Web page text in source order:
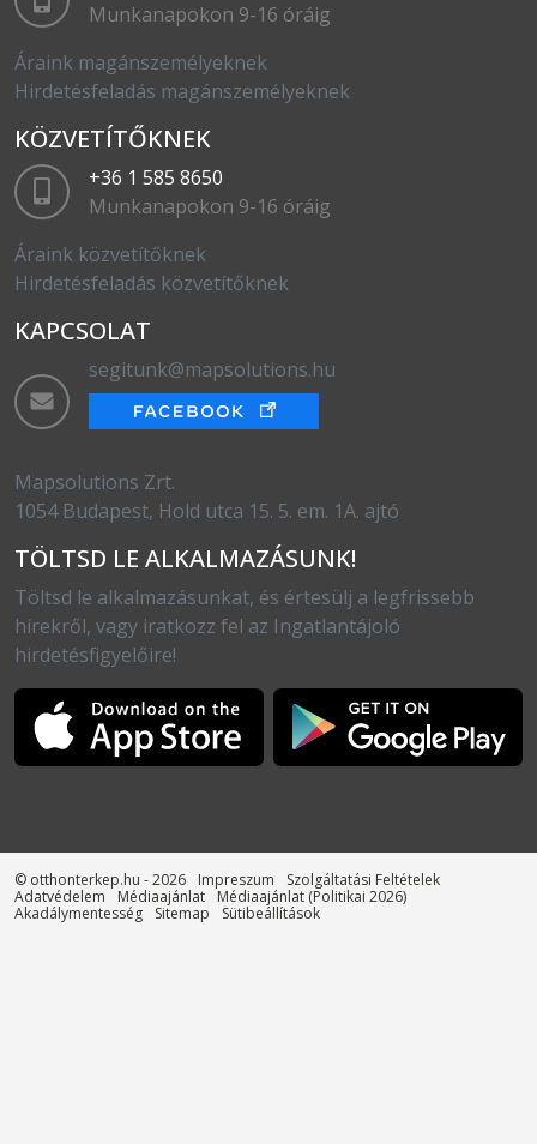
Munkanapokon 9-16 óráig
Áraink magánszemélyeknek
Hirdetésfeladás magánszemélyeknek
KÖZVETÍTŐKNEK
+36 1 585 8650
Munkanapokon 9-16 óráig
Áraink közvetítőknek
Hirdetésfeladás közvetítőknek
KAPCSOLAT
segitunk@mapsolutions.hu
Mapsolutions Zrt.
1054 Budapest, Hold utca 15. 5. em. 1A. ajtó
TÖLTSD LE ALKALMAZÁSUNK!
Töltsd le alkalmazásunkat, és értesülj a legfrissebb
hírekről, vagy iratkozz fel az Ingatlantájoló
hirdetésfigyelőire!
© otthonterkep.hu - 2026 Impreszum
Szolgáltatási Feltételek
Adatvédelem
Médiaajánlat
Médiaajánlat (Politikai 2026)
Akadálymentesség
Sitemap Sütibeállítások